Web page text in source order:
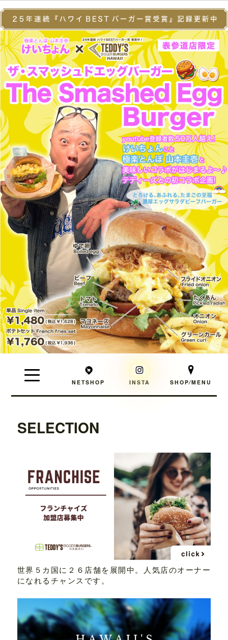
NETSHOP INSTA SHOP⁄MENU
SELECTION
世界５カ国に２６店舗を展開中。人気店のオーナー
になれるチャンスです。